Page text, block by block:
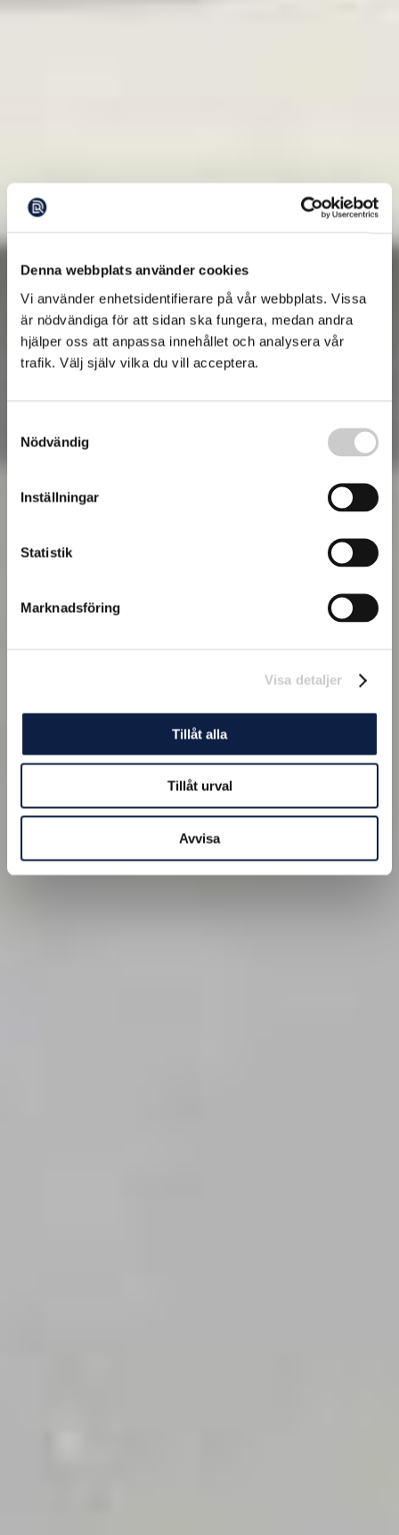
Denna webbplats använder cookies
Vi använder enhetsidentifierare på vår webbplats. Vissa
är nödvändiga för att sidan ska fungera, medan andra
hjälper oss att anpassa innehållet och analysera vår
trafik. Välj själv vilka du vill acceptera.
Nödvändig
Inställningar
Statistik
Marknadsföring
Visa detaljer
Tillåt alla
Tillåt urval
Avvisa